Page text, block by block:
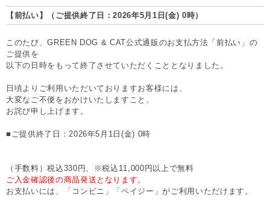
【前払い】（ご提供終了日：2026年5月1日(金) 0時）
このたび、GREEN DOG & CAT公式通販のお支払方法「前払い」の
ご提供を
以下の日時をもって終了させていただくこととなりました。
日頃よりご利用いただいておりますお客様には、
大変なご不便をおかけいたしますこと、
お詫び申し上げます。
■ご提供終了日：2026年5月1日(金) 0時
（手数料）税込330円、※税込11,000円以上で無料
ご入金確認後の商品発送となります。
お支払いには、「コンビニ」「ペイジー」がご利用いただけます。